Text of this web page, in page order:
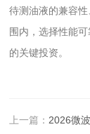
待测油液的兼容
围内，选择性能
的关键投资。
上一篇：2026微波